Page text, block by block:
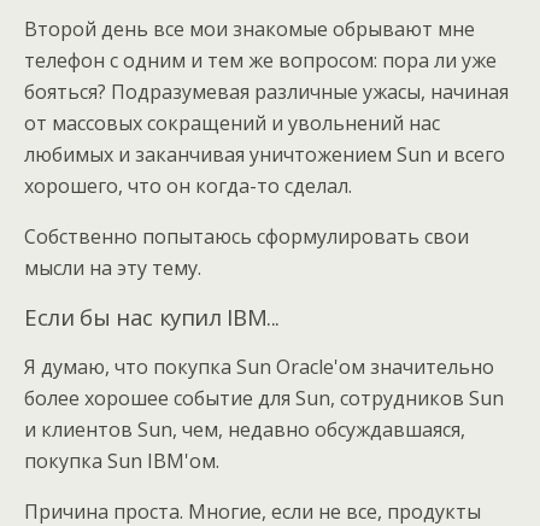
Второй день все мои знакомые обрывают мне
телефон с одним и тем же вопросом: пора ли уже
бояться? Подразумевая различные ужасы, начиная
от массовых сокращений и увольнений нас
любимых и заканчивая уничтожением Sun и всего
хорошего, что он когда-то сделал.
Собственно попытаюсь сформулировать свои
мысли на эту тему.
Если бы нас купил IBM...
Я думаю, что покупка Sun Oracle'ом значительно
более хорошее событие для Sun, сотрудников Sun
и клиентов Sun, чем, недавно обсуждавшаяся,
покупка Sun IBM'ом.
Причина проста. Многие, если не все, продукты